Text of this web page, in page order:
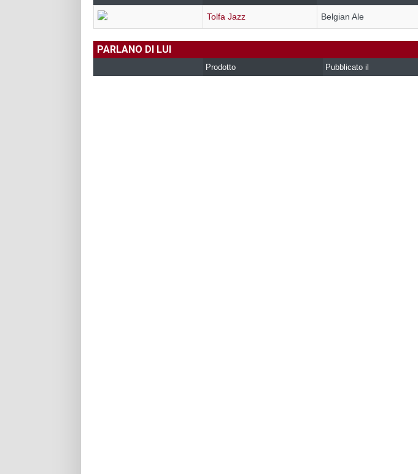
Tolfa Jazz Belgian Ale
PARLANO DI LUI
Prodotto Pubblicato il